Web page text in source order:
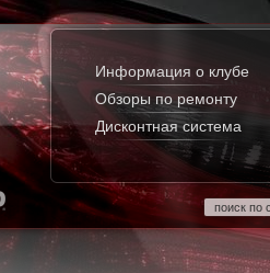
Информация о клубе
Обзоры по ремонту
Дисконтная система